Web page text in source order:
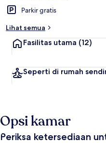
Parkir gratis
Lihat semua
Fasilitas utama (12)
Seperti di rumah
Opsi kamar
Periksa ketersediaan